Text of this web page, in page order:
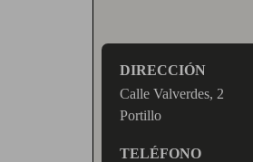
DIRECCIÓN
Calle Valverdes, 2
Portillo
TELÉFONO